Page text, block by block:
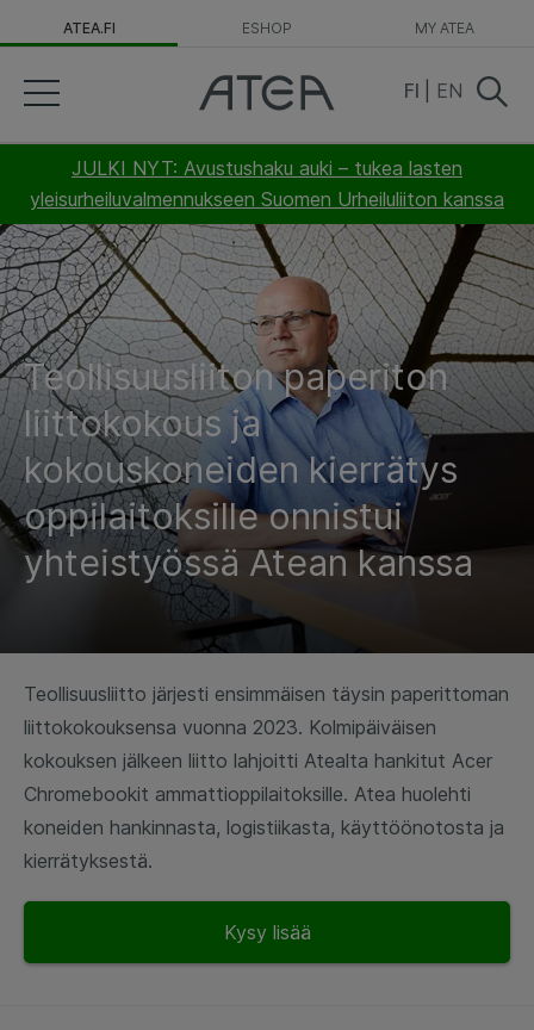
ATEA.FI ESHOP MY ATEA
JULKI NYT: Avustushaku auki – tukea lasten
yleisurheiluvalmennukseen Suomen Urheiluliiton kanssa
FI EN
Teollisuusliiton paperiton
liittokokous ja
kokouskoneiden kierrätys
oppilaitoksille onnistui
yhteistyössä Atean kanssa
Teollisuusliitto järjesti ensimmäisen täysin paperittoman
liittokokouksensa vuonna 2023. Kolmipäiväisen
kokouksen jälkeen liitto lahjoitti Atealta hankitut Acer
Chromebookit ammattioppilaitoksille. Atea huolehti
koneiden hankinnasta, logistiikasta, käyttöönotosta ja
kierrätyksestä.
Kysy lisää